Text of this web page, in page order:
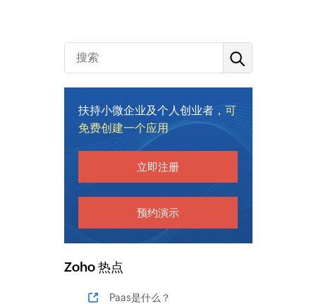
扶持小微企业及个人创业者， 可
免费创建一个应用
立即注册
预约演示
Zoho 热点
Paas是什么？